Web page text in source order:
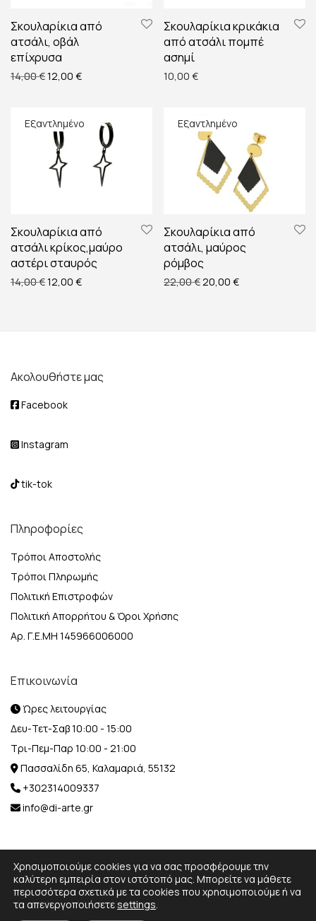
Σκουλαρίκια από
ατσάλι, οβάλ
επίχρυσα
14,00€Original price was: 14,00 €.
12,00 €Η τρέχουσα τιμή είναι: 12,00 €.
Σκουλαρίκια κρικάκια
από ατσάλι πομπέ
ασημί
10,00 €
Σκουλαρίκια από
ατσάλι κρίκος,μαύρο
αστέρι σταυρός
14,00€Original price was: 14,00 €.
12,00 €Η τρέχουσα τιμή είναι: 12,00 €.
Σκουλαρίκια από
ατσάλι, μαύρος
ρόμβος
22,00€ Original price was:
20,00 €Η τρέχουσα
Ακολουθήστε μας
Facebook
Instagram
tik-tok
Πληροφορίες
Τρόποι Αποστολής
Τρόποι Πληρωμής
Πολιτική Επιστροφών
Πολιτική Απορρήτου & Όροι Χρήσης
Αρ. Γ.Ε.ΜΗ 145966006000
Επικοινωνία
Ώρες λειτουργίας
Δευ-Τετ-Σαβ 10:00 - 15:00
Τρι-Πεμ-Παρ 10:00 - 21:00
Πασσαλίδη 65, Καλαμαριά, 55132
+302314009337
info@di-arte.gr
© 2026 Designed and Developed by MediaBox.
All rights
Χρησιμοποιούμε cookies για να σας προσφέρουμε την
καλύτερη εμπειρία στον ιστότοπό μας. Μπορείτε να μάθετε
περισσότερα σχετικά με τα cookies που χρησιμοποιούμε ή να
τα απενεργοποιήσετεsettings.